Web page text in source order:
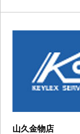
山久金物店